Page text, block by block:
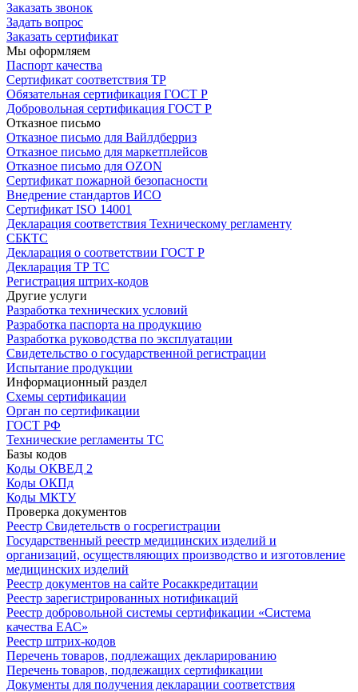
Заказать звонок
Задать вопрос
Заказать сертификат
Мы оформляем
Паспорт качества
Сертификат соответствия ТР
Обязательная сертификация ГОСТ Р
Добровольная сертификация ГОСТ Р
Отказное письмо
Отказное письмо для Вайлдберриз
Отказное письмо для маркетплейсов
Отказное письмо для OZON
Сертификат пожарной безопасности
Внедрение стандартов ИСО
Сертификат ISO 14001
Декларация соответствия Техническому регламенту
СБКТС
Декларация о соответствии ГОСТ Р
Декларация ТР ТС
Регистрация штрих-кодов
Другие услуги
Разработка технических условий
Разработка паспорта на продукцию
Разработка руководства по эксплуатации
Свидетельство о государственной регистрации
Испытание продукции
Информационный раздел
Схемы сертификации
Орган по сертификации
ГОСТ РФ
Технические регламенты ТС
Базы кодов
Коды ОКВЕД 2
Коды ОКПд
Коды МКТУ
Проверка документов
Реестр Свидетельств о госрегистрации
Государственный реестр медицинских изделий и
организаций, осуществляющих производство и изготовление
медицинских изделий
Реестр документов на сайте Росаккредитации
Реестр зарегистрированных нотификаций
Реестр добровольной системы сертификации «Система
качества ЕАС»
Реестр штрих-кодов
Перечень товаров, подлежащих декларированию
Перечень товаров, подлежащих сертификации
Документы для получения декларации соответствия